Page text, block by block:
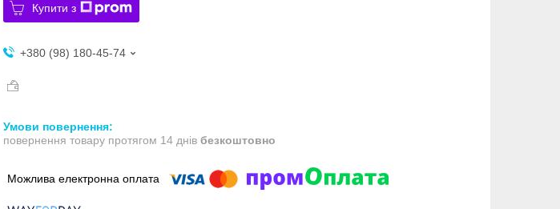
Купити з
+380 (98) 180-45-74
повернення товару протягом 14 днів безкоштовно